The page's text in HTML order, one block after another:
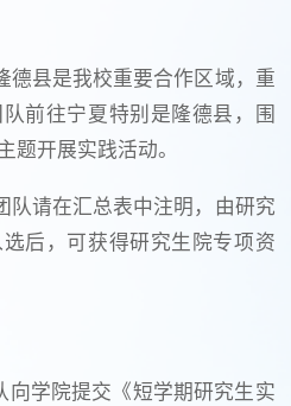
德县是我校重要合作区域，重
前往宁夏特别是隆德县，围
题开展实践活动。
队请在汇总表中注明，由研究
后，可获得研究生院专项资
向学院提交《短学期研究生实